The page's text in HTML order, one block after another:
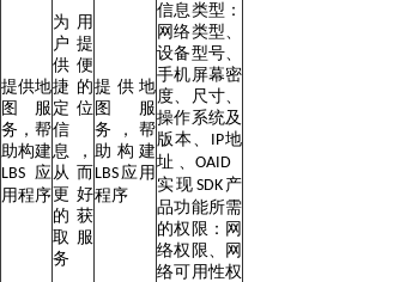
提供地
图服
务，帮
助构建
LBS 应
用程序
为用
户提
供便
捷的
定位
信
息，
从而
更好
的获
取服
务
提供地
图服
务，帮
助构建
LBS 应用
程序
信息类型：
网络类型、
设备型号、
手机屏幕密
度、尺寸、
操作系统及
版本、 IP地
址 、 OAID
实现 SDK产
品功能所需
的权限：网
络权限、网
络可用性权